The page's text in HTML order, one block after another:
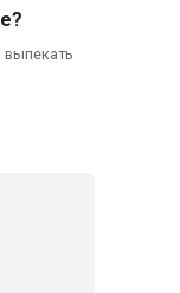
выпекать